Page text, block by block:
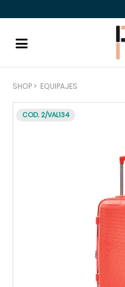
EQUIPAJES
>
SHOP
COD. 2/VAL134